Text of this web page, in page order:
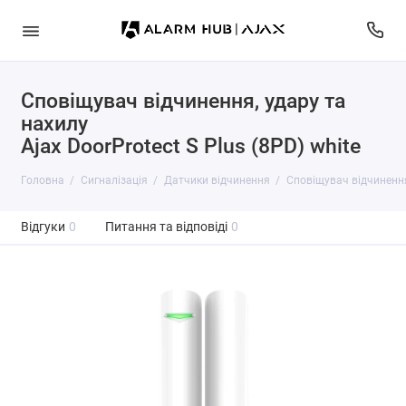
Сповіщувач відчинення, удару та
нахилу
Ajax DoorProtect S Plus (8PD) white
Головна Сигналізація Датчики відчинення Сповіщувач
Відгуки 0 Питання та відповіді 0